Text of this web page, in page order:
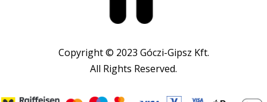
Copyright © 2023 Góczi-Gipsz Kft.
All Rights Reserved.